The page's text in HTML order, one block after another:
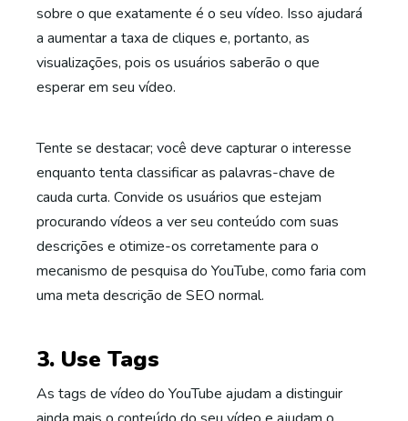
sobre o que exatamente é o seu vídeo. Isso ajudará
a aumentar a taxa de cliques e, portanto, as
visualizações, pois os usuários saberão o que
esperar em seu vídeo.
Tente se destacar; você deve capturar o interesse
enquanto tenta classificar as palavras-chave de
cauda curta. Convide os usuários que estejam
procurando vídeos a ver seu conteúdo com suas
descrições e otimize-os corretamente para o
mecanismo de pesquisa do YouTube, como faria com
uma meta descrição de SEO normal.
3. Use Tags
As tags de vídeo do YouTube ajudam a distinguir